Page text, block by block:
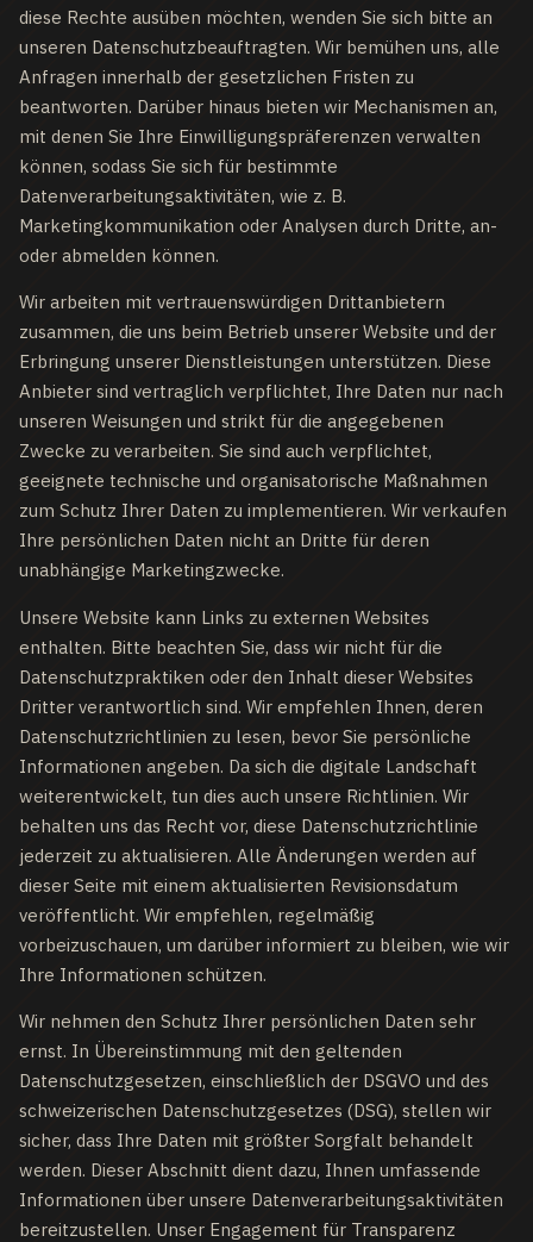
diese Rechte ausüben möchten, wenden Sie sich bitte an
unseren Datenschutzbeauftragten. Wir bemühen uns, alle
Anfragen innerhalb der gesetzlichen Fristen zu
beantworten. Darüber hinaus bieten wir Mechanismen an,
mit denen Sie Ihre Einwilligungspräferenzen verwalten
können, sodass Sie sich für bestimmte
Datenverarbeitungsaktivitäten, wie z. B.
Marketingkommunikation oder Analysen durch Dritte, an-
oder abmelden können.
Wir arbeiten mit vertrauenswürdigen Drittanbietern
zusammen, die uns beim Betrieb unserer Website und der
Erbringung unserer Dienstleistungen unterstützen. Diese
Anbieter sind vertraglich verpflichtet, Ihre Daten nur nach
unseren Weisungen und strikt für die angegebenen
Zwecke zu verarbeiten. Sie sind auch verpflichtet,
geeignete technische und organisatorische Maßnahmen
zum Schutz Ihrer Daten zu implementieren. Wir verkaufen
Ihre persönlichen Daten nicht an Dritte für deren
unabhängige Marketingzwecke.
Unsere Website kann Links zu externen Websites
enthalten. Bitte beachten Sie, dass wir nicht für die
Datenschutzpraktiken oder den Inhalt dieser Websites
Dritter verantwortlich sind. Wir empfehlen Ihnen, deren
Datenschutzrichtlinien zu lesen, bevor Sie persönliche
Informationen angeben. Da sich die digitale Landschaft
weiterentwickelt, tun dies auch unsere Richtlinien. Wir
behalten uns das Recht vor, diese Datenschutzrichtlinie
jederzeit zu aktualisieren. Alle Änderungen werden auf
dieser Seite mit einem aktualisierten Revisionsdatum
veröffentlicht. Wir empfehlen, regelmäßig
vorbeizuschauen, um darüber informiert zu bleiben, wie wir
Ihre Informationen schützen.
Wir nehmen den Schutz Ihrer persönlichen Daten sehr
ernst. In Übereinstimmung mit den geltenden
Datenschutzgesetzen, einschließlich der DSGVO und des
schweizerischen Datenschutzgesetzes (DSG), stellen wir
sicher, dass Ihre Daten mit größter Sorgfalt behandelt
werden. Dieser Abschnitt dient dazu, Ihnen umfassende
Informationen über unsere Datenverarbeitungsaktivitäten
bereitzustellen. Unser Engagement für Transparenz